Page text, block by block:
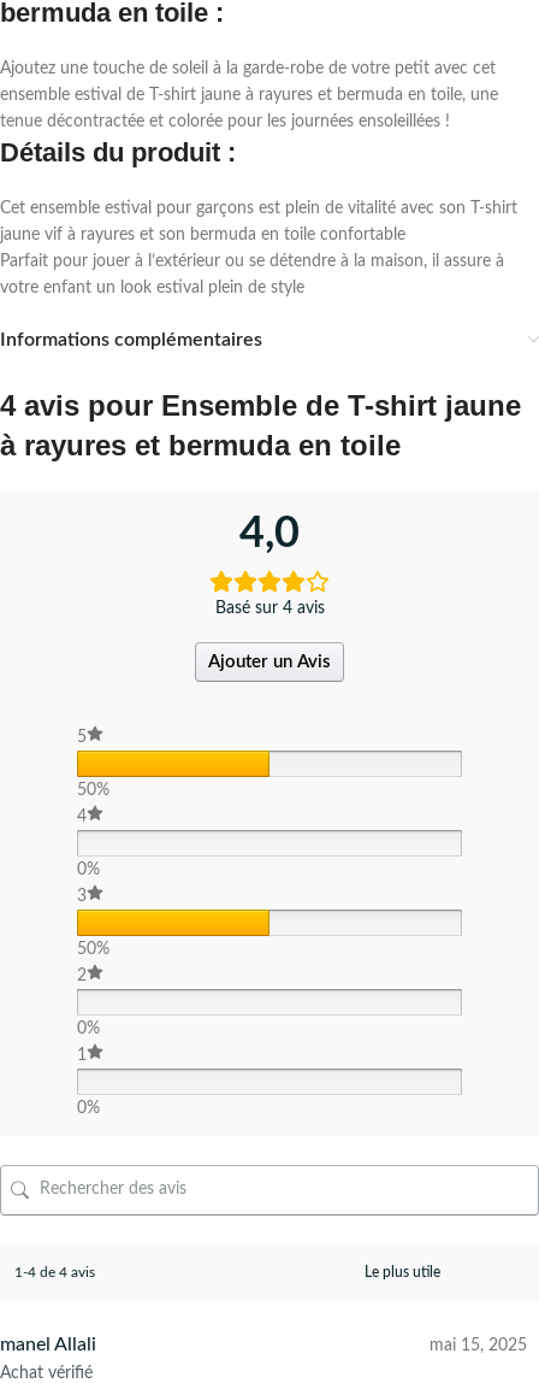
bermuda en toile :
Ajoutez une touche de soleil à la garde-robe de votre petit avec cet
ensemble estival de T-shirt jaune à rayures et bermuda en toile, une
tenue décontractée et colorée pour les journées ensoleillées !
Détails du produit :
Cet ensemble estival pour garçons est plein de vitalité avec son T-shirt
jaune vif à rayures et son bermuda en toile confortable
Parfait pour jouer à l’extérieur ou se détendre à la maison, il assure à
votre enfant un look estival plein de style
Informations complémentaires
4 avis pour Ensemble de T-shirt jaune
à rayures et bermuda en toile
4,0
Basé sur 4 avis
Ajouter un Avis
5
50%
4
0%
3
50%
2
0%
1
0%
1-4 de 4 avis
manel Allali
Achat vérifié
mai 15, 2025